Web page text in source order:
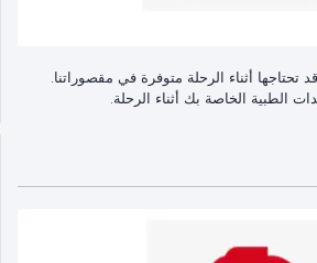
تحتاجها أثناء الرحلة متوفرة في مقصوراتنا.
الطبية الخاصة بك أثناء الرحلة.